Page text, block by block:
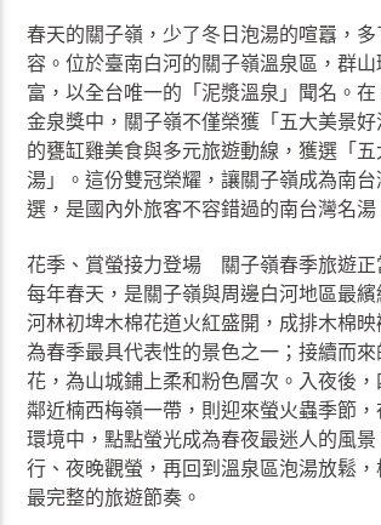
春天的關子嶺，少了冬日泡湯的喧囂，
容。位於臺南白河的關子嶺溫泉區，群
富，以全台唯一的「泥漿溫泉」聞名。
金泉獎中，關子嶺不僅榮獲「五大美景
的甕缸雞美食與多元旅遊動線，獲選「
湯」。這份雙冠榮耀，讓關子嶺成為南
選，是國內外旅客不容錯過的南台灣名湯
花季、賞螢接力登場 關子嶺春季旅遊正
每年春天，是關子嶺與周邊白河地區最
河林初埤木棉花道火紅盛開，成排木棉
為春季最具代表性的景色之一；接續而
花，為山城鋪上柔和粉色層次。入夜後
鄰近楠西梅嶺一帶，則迎來螢火蟲季節
環境中，點點螢光成為春夜最迷人的風
行、夜晚觀螢，再回到溫泉區泡湯放鬆
最完整的旅遊節奏。